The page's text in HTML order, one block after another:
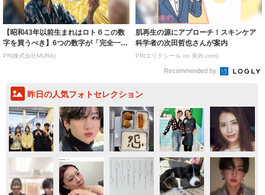
【昭和43年以前生まれはロト６この数
字を買うべき】6つの数字が「完全一
致」する方...
PR(株式会社MURA)
肌再生の源にアプローチ！スキンケア
科学者の次田哲也さんが案内
PR(エリクシール on 美的.com)
Recommended by
昨日の人気フォトセレクション